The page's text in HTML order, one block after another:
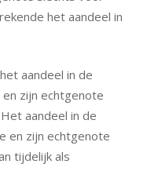
het aandeel in
aandeel in de
zijn echtgenote
aandeel in de
en zijn echtgenote
tijdelijk als